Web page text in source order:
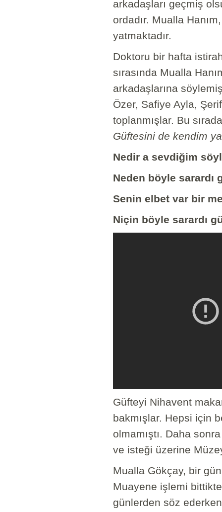
arkadaşları geçmiş
ordadır. Mualla
yatmaktadır.
Doktoru bir hafta
sırasında Mualla
arkadaşlarına
Özer, Safiye Ayla,
toplanmışlar. Bu
Güftesini de kendim
Nedir a sevdiğim
Neden böyle sarardı
Senin elbet var bir
Niçin böyle sarardı
Güfteyi Nihavent
bakmışlar. Hepsi için
olmamıştı. Daha
ve isteği üzerine
Mualla Gökçay, bir
Muayene işlemi
günlerden söz